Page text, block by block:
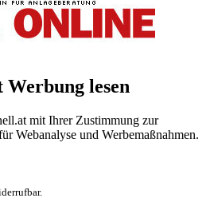
lesen
mit Ihrer Zustimmung zur
Webanalyse und Werbemaßnahmen.